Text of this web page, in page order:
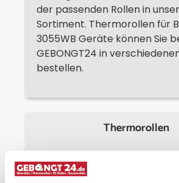
der passenden Rollen in
Sortiment. Thermorollen für
3055WB Geräte können Sie
GEBONGT24 in
bestellen.
Thermorollen